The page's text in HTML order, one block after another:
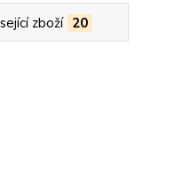
zboží 20